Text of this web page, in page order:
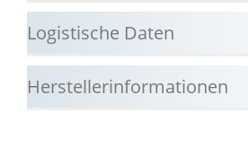
Logistische Daten
Herstellerinformationen